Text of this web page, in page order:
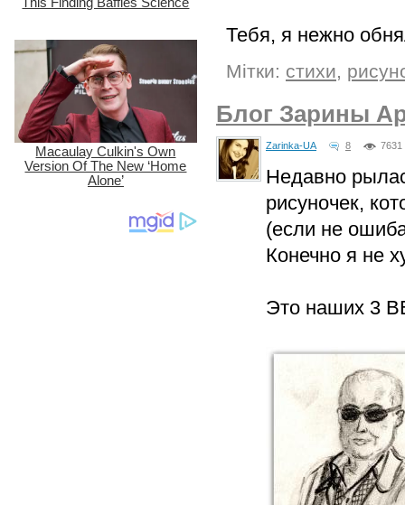
Тебя, я нежно
Мітки: стихи,
Блог Зарины
Zarinka-UA 8 7631
Недавно
рисуночек,
(если не
Конечно я не
Это наших 3